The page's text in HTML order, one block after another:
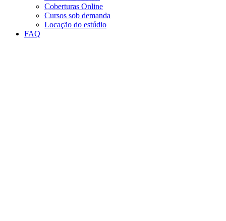
Coberturas Online​
Cursos sob demanda
Locação do estúdio
FAQ